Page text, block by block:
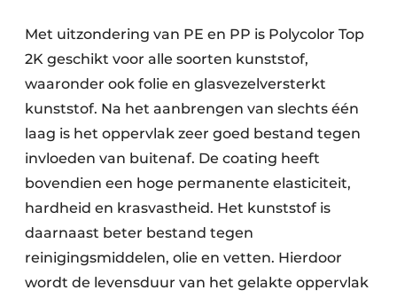
Met uitzondering van PE en PP is Polycolor Top
2K geschikt voor alle soorten kunststof,
waaronder ook folie en glasvezelversterkt
kunststof. Na het aanbrengen van slechts één
laag is het oppervlak zeer goed bestand tegen
invloeden van buitenaf. De coating heeft
bovendien een hoge permanente elasticiteit,
hardheid en krasvastheid. Het kunststof is
daarnaast beter bestand tegen
reinigingsmiddelen, olie en vetten. Hierdoor
wordt de levensduur van het gelakte oppervlak